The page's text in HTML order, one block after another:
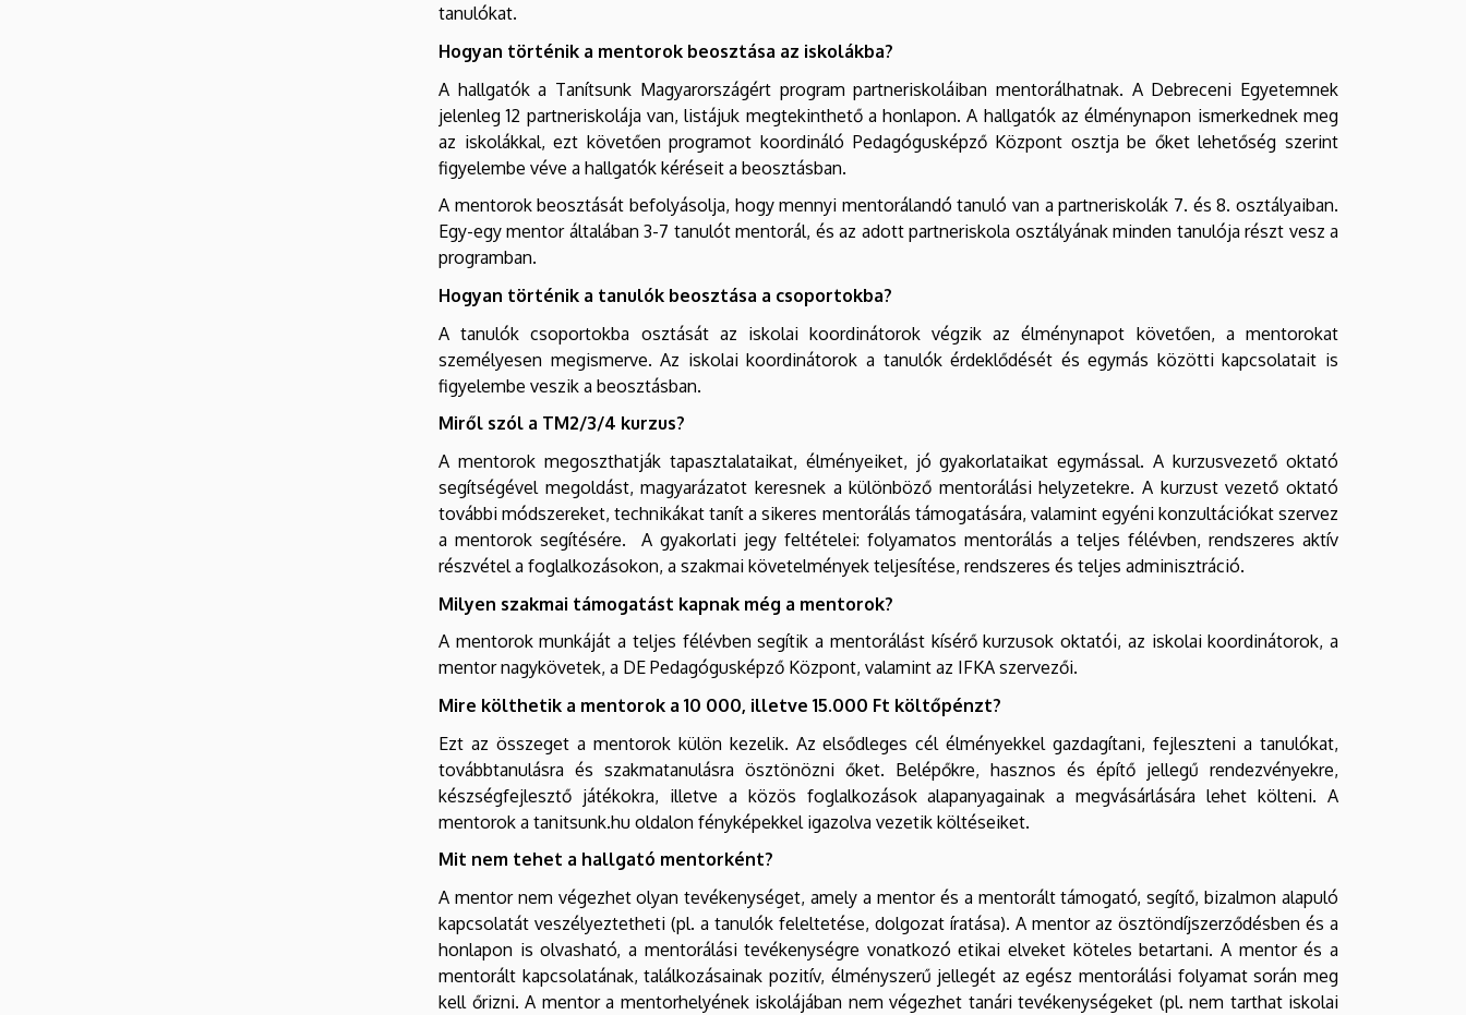
tanulókat.
Hogyan történik a mentorok beosztása az iskolákba?
A hallgatók a Tanítsunk Magyarországért program partneriskoláiban mentorálhatnak. A Debreceni Egyetemnek
jelenleg 12 partneriskolája van, listájuk megtekinthető a honlapon. A hallgatók az élménynapon ismerkednek meg
az iskolákkal, ezt követően programot koordináló Pedagógusképző Központ osztja be őket lehetőség szerint
figyelembe véve a hallgatók kéréseit a beosztásban.
A mentorok beosztását befolyásolja, hogy mennyi mentorálandó tanuló van a partneriskolák 7. és 8. osztályaiban.
Egy-egy mentor általában 3-7 tanulót mentorál, és az adott partneriskola osztályának minden tanulója részt vesz a
programban.
Hogyan történik a tanulók beosztása a csoportokba?
A tanulók csoportokba osztását az iskolai koordinátorok végzik az élménynapot követően, a mentorokat
személyesen megismerve. Az iskolai koordinátorok a tanulók érdeklődését és egymás közötti kapcsolatait is
figyelembe veszik a beosztásban.
Miről szól a TM2/3/4 kurzus?
A mentorok megoszthatják tapasztalataikat, élményeiket, jó gyakorlataikat egymással. A kurzusvezető oktató
segítségével megoldást, magyarázatot keresnek a különböző mentorálási helyzetekre. A kurzust vezető oktató
további módszereket, technikákat tanít a sikeres mentorálás támogatására, valamint egyéni konzultációkat szervez
a mentorok segítésére. A gyakorlati jegy feltételei: folyamatos mentorálás a teljes félévben, rendszeres aktív
részvétel a foglalkozásokon, a szakmai követelmények teljesítése, rendszeres és teljes adminisztráció.
Milyen szakmai támogatást kapnak még a mentorok?
A mentorok munkáját a teljes félévben segítik a mentorálást kísérő kurzusok oktatói, az iskolai koordinátorok, a
mentor nagykövetek, a DE Pedagógusképző Központ, valamint az IFKA szervezői.
Mire költhetik a mentorok a 10 000, illetve 15.000 Ft költőpénzt?
Ezt az összeget a mentorok külön kezelik. Az elsődleges cél élményekkel gazdagítani, fejleszteni a tanulókat,
továbbtanulásra és szakmatanulásra ösztönözni őket. Belépőkre, hasznos és építő jellegű rendezvényekre,
készségfejlesztő játékokra, illetve a közös foglalkozások alapanyagainak a megvásárlására lehet költeni. A
mentorok a tanitsunk.hu oldalon fényképekkel igazolva vezetik költéseiket.
Mit nem tehet a hallgató mentorként?
A mentor nem végezhet olyan tevékenységet, amely a mentor és a mentorált támogató, segítő, bizalmon alapuló
kapcsolatát veszélyeztetheti (pl. a tanulók feleltetése, dolgozat íratása). A mentor az ösztöndíjszerződésben és a
honlapon is olvasható, a mentorálási tevékenységre vonatkozó etikai elveket köteles betartani. A mentor és a
mentorált kapcsolatának, találkozásainak pozitív, élményszerű jellegét az egész mentorálási folyamat során meg
kell őrizni. A mentor a mentorhelyének iskolájában nem végezhet tanári tevékenységeket (pl. nem tarthat iskolai